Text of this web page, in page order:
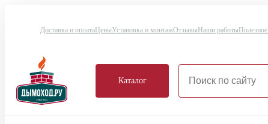
Доставка и оплатаЦеныУстановка и монтажОтзывыНаши работыПолезное
Каталог